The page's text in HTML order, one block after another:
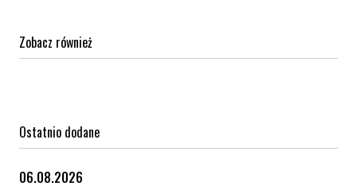
Zobacz również
Ostatnio dodane
06.08.2026